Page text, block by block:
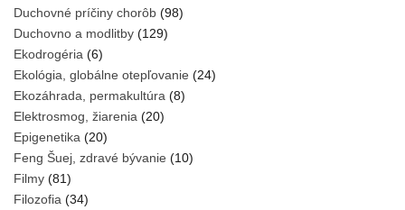
Duchovné príčiny chorôb (98)
Duchovno a modlitby (129)
Ekodrogéria (6)
Ekológia, globálne otepľovanie (24)
Ekozáhrada, permakultúra (8)
Elektrosmog, žiarenia (20)
Epigenetika (20)
Feng Šuej, zdravé bývanie (10)
Filmy (81)
Filozofia (34)